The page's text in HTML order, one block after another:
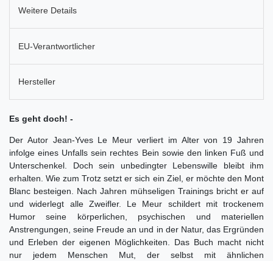
Weitere Details
EU-Verantwortlicher
Hersteller
Es geht doch! -
Der Autor Jean-Yves Le Meur verliert im Alter von 19 Jahren
infolge eines Unfalls sein rechtes Bein sowie den linken Fuß und
Unterschenkel. Doch sein unbedingter Lebenswille bleibt ihm
erhalten. Wie zum Trotz setzt er sich ein Ziel, er möchte den Mont
Blanc besteigen. Nach Jahren mühseligen Trainings bricht er auf
und widerlegt alle Zweifler. Le Meur schildert mit trockenem
Humor seine körperlichen, psychischen und materiellen
Anstrengungen, seine Freude an und in der Natur, das Ergründen
und Erleben der eigenen Möglichkeiten. Das Buch macht nicht
nur jedem Menschen Mut, der selbst mit ähnlichen